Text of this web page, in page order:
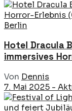
Berlin
Hotel Dracula
immersives
Von Dennis
7. Mai 2025 -